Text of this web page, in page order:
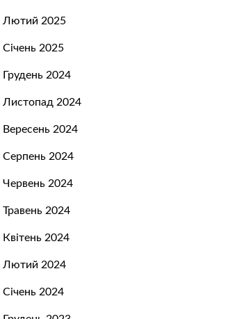
Лютий 2025
Січень 2025
Грудень 2024
Листопад 2024
Вересень 2024
Серпень 2024
Червень 2024
Травень 2024
Квітень 2024
Лютий 2024
Січень 2024